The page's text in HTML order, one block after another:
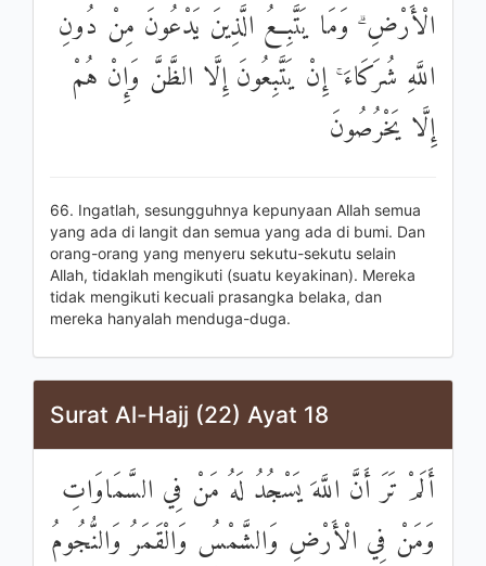
الْأَرْضِ ۗ وَمَا يَتَّبِعُ الَّذِينَ يَدْعُونَ مِنْ دُونِ
اللَّهِ شُرَكَاءَ ۚ إِنْ يَتَّبِعُونَ إِلَّا الظَّنَّ وَإِنْ هُمْ
إِلَّا يَخْرُصُونَ
66. Ingatlah, sesungguhnya kepunyaan Allah semua
yang ada di langit dan semua yang ada di bumi. Dan
orang-orang yang menyeru sekutu-sekutu selain
Allah, tidaklah mengikuti (suatu keyakinan). Mereka
tidak mengikuti kecuali prasangka belaka, dan
mereka hanyalah menduga-duga.
Surat Al-Hajj (22) Ayat 18
أَلَمْ تَرَ أَنَّ اللَّهَ يَسْجُدُ لَهُ مَنْ فِي السَّمَاوَاتِ
وَمَنْ فِي الْأَرْضِ وَالشَّمْسُ وَالْقَمَرُ وَالنُّجُومُ